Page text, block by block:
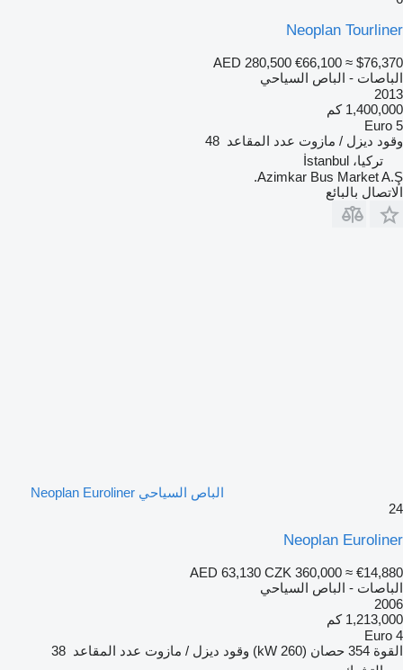
Neoplan Tourliner
AED 280,500 €66,100 ≈ $76,370
الباصات - الباص السياحي
2013
1,400,000 كم
Euro 5
وقود ديزل / مازوت عدد المقاعد 48
تركيا، İstanbul
Azimkar Bus Market A.Ş.
الاتصال بالبائع
الباص السياحي Neoplan Euroliner
24
Neoplan Euroliner
AED 63,130 CZK 360,000 ≈ €14,880
الباصات - الباص السياحي
2006
1,213,000 كم
Euro 4
القوة 354 حصان (260 kW) وقود ديزل / مازوت عدد المقاعد 38